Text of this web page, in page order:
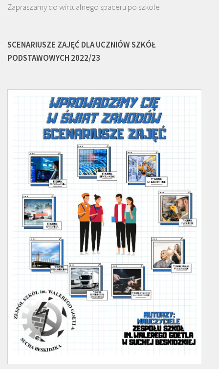
Zapraszamy do wirtualnego spaceru po szkole
SCENARIUSZE ZAJĘĆ DLA UCZNIÓW SZKÓŁ
PODSTAWOWYCH 2022/23